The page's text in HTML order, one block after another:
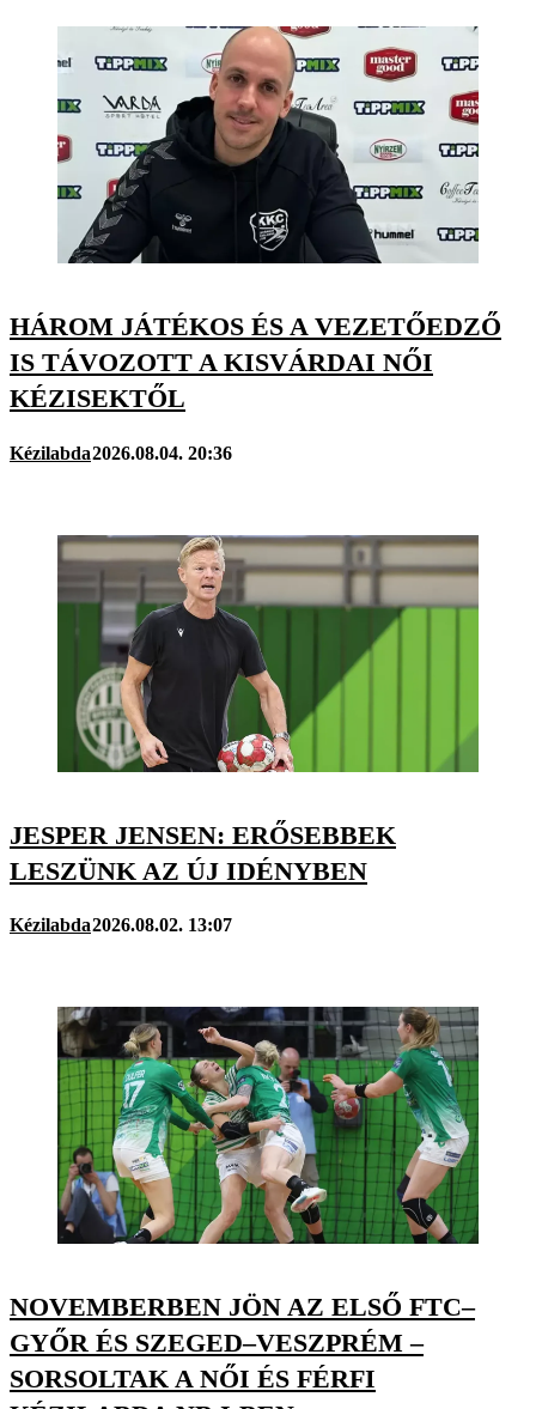
HÁROM JÁTÉKOS ÉS A VEZETŐEDZŐ
IS TÁVOZOTT A KISVÁRDAI NŐI
KÉZISEKTŐL
Kézilabda2026.08.04. 20:36
JESPER JENSEN: ERŐSEBBEK
LESZÜNK AZ ÚJ IDÉNYBEN
Kézilabda2026.08.02. 13:07
NOVEMBERBEN JÖN AZ ELSŐ FTC–
GYŐR ÉS SZEGED–VESZPRÉM –
SORSOLTAK A NŐI ÉS FÉRFI